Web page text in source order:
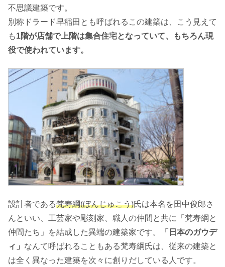
不思議建築です。
別称ドラード早稲田とも呼ばれるこの建築は、こう見えて
も1階が店舗で上階は集合住宅となっていて、もちろん現
役で使われています。
設計者である梵寿綱(ぼんじゅこう)氏は本名を田中俊郎さ
んといい、工芸家や彫刻家、職人の仲間と共に「梵寿綱と
仲間たち」を結成した異端の建築家です。
「日本のガウデ
ィ」 なんて呼ばれることもある梵寿綱氏は、従来の建築と
は全く異なった建築を次々に創りだしている人です。